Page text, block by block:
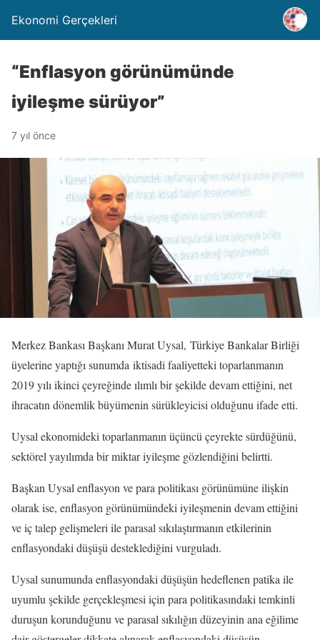
Ekonomi Gerçekleri
“Enflasyon görünümünde
iyileşme sürüyor”
7 yıl önce
Merkez Bankası Başkanı Murat Uysal, Türkiye Bankalar Birliği
üyelerine yaptığı sunumda iktisadi faaliyetteki toparlanmanın
2019 yılı ikinci çeyreğinde ılımlı bir şekilde devam ettiğini, net
ihracatın dönemlik büyümenin sürükleyicisi olduğunu ifade etti.
Uysal ekonomideki toparlanmanın üçüncü çeyrekte sürdüğünü,
sektörel yayılımda bir miktar iyileşme gözlendiğini belirtti.
Başkan Uysal enflasyon ve para politikası görünümüne ilişkin
olarak ise, enflasyon görünümündeki iyileşmenin devam ettiğini
ve iç talep gelişmeleri ile parasal sıkılaştırmanın etkilerinin
enflasyondaki düşüşü desteklediğini vurguladı.
Uysal sunumunda enflasyondaki düşüşün hedeflenen patika ile
uyumlu şekilde gerçekleşmesi için para politikasındaki temkinli
duruşun korunduğunu ve parasal sıkılığın düzeyinin ana eğilime